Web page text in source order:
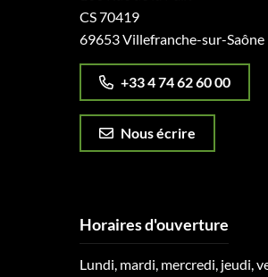
CS 70419
69653 Villefranche-sur-Saône
+33 4 74 62 60 00
Nous écrire
Horaires d'ouverture
Lundi, mardi, mercredi, jeudi,